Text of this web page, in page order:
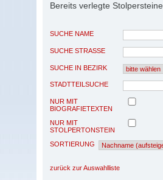
Bereits verlegte Stolpersteine
SUCHE NAME
SUCHE STRASSE
SUCHE IN BEZIRK
STADTTEILSUCHE
NUR MIT
BIOGRAFIETEXTEN
NUR MIT
STOLPERTONSTEIN
SORTIERUNG
zurück zur Auswahlliste